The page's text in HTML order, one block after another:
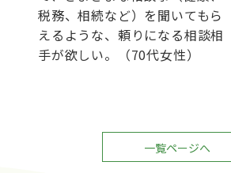
税務、相続など）を聞いてもら
えるような、頼りになる相談相
手が欲しい。（70代女性）
一覧ページへ